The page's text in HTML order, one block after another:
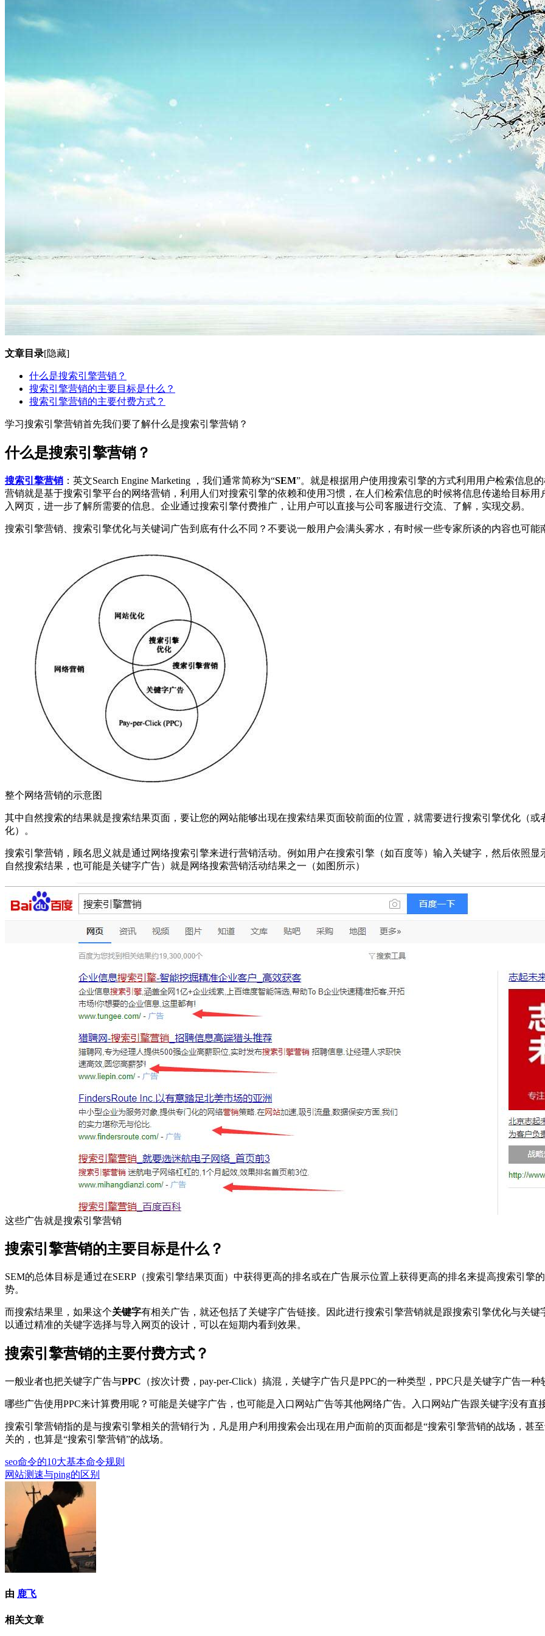
文章目录[隐藏]
什么是搜索引擎营销？
搜索引擎营销的主要目标是什么？
搜索引擎营销的主要付费方式？
学习搜索引擎营销首先我们要了解什么是搜索引擎营销？
什么是搜索引擎营销？
搜索引擎营销 ：英文Search Engine Marketing ，我们通常简称为“SEM”。就是根据用户使用搜索引擎的方式利用用户检索信息
营销就是基于搜索引擎平台的网络营销，利用人们对搜索引擎的依赖和使用习惯，在人们检索信息的时候将信息传递给目标
入网页，进一步了解所需要的信息。企业通过搜索引擎付费推广，让用户可以直接与公司客服进行交流、了解，实现交易。
搜索引擎营销、搜索引擎优化与关键词广告到底有什么不同？不要说一般用户会满头雾水，有时候一些专家所谈的内容也可能
整个网络营销的示意图
其中自然搜索的结果就是搜索结果页面，要让您的网站能够出现在搜索结果页面较前面的位置，就需要进行搜索引擎优化（
化）。
搜索引擎营销，顾名思义就是通过网络搜索引擎来进行营销活动。例如用户在搜索引擎（如百度等）输入关键字，然后依照
自然搜索结果，也可能是关键字广告）就是网络搜索营销活动结果之一（如图所示）
这些广告就是搜索引擎营销
搜索引擎营销的主要目标是什么？
SEM的总体目标是通过在SERP（搜索引擎结果页面）中获得更高的排名或在广告展示位置上获得更高的排名来提高搜索引擎
势。
而搜索结果里，如果这个关键字有相关广告，就还包括了关键字广告链接。因此进行搜索引擎营销就是跟搜索引擎优化与关
以通过精准的关键字选择与导入网页的设计，可以在短期内看到效果。
搜索引擎营销的主要付费方式？
一般业者也把关键字广告与PPC （按次计费，pay-per-Click）搞混，关键字广告只是PPC的一种类型，PPC只是关键字广告一
哪些广告使用PPC来计算费用呢？可能是关键字广告，也可能是入口网站广告等其他网络广告。入口网站广告跟关键字没有直
搜索引擎营销指的是与搜索引擎相关的营销行为，凡是用户利用搜索会出现在用户面前的页面都是“搜索引擎营销的战场，甚
关的，也算是“搜索引擎营销”的战场。
文
章
航
seo命令的10大基本命令规则
网站测速与ping的区别
由 鹿飞
相关文章